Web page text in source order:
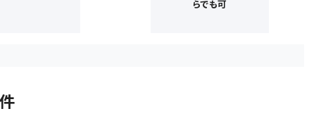
らでも可